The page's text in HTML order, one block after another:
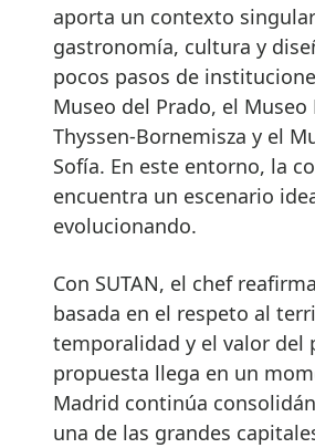
aporta un contexto
gastronomía, cultura y
pocos pasos de
Museo del Prado, el Museo
Thyssen-Bornemisza y el
Sofía. En este entorno, la
encuentra un escenario
evolucionando.
Con SUTAN, el chef
basada en el respeto al
temporalidad y el valor del
propuesta llega en un
Madrid continúa
una de las grandes